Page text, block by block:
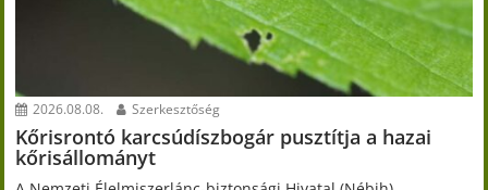
2026.08.08. Szerkesztőség
Kőrisrontó karcsúdíszbogár pusztítja a hazai
kőrisállományt